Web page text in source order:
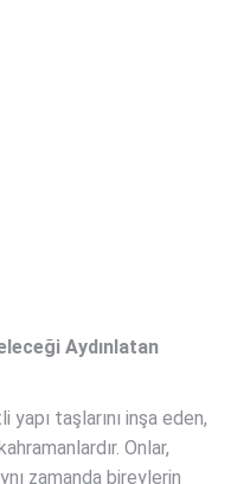
Aydınlatan
taşlarını inşa eden,
Onlar,
zamanda bireylerin